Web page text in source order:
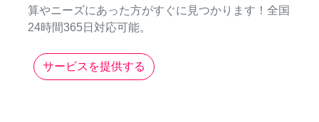
算やニーズにあった方がすぐに見つかります！全国
24時間365日対応可能。
サービスを提供する